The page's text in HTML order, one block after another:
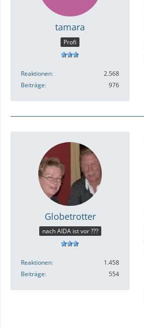
tamara
Profi
Reaktionen
2.568
Beiträge
976
Globetrotter
nach AIDA ist vor ???
Reaktionen
1.458
Beiträge
554